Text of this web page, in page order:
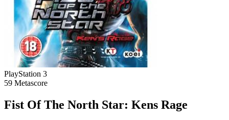
PlayStation 3
59 Metascore
Fist Of The North Star: Kens Rage